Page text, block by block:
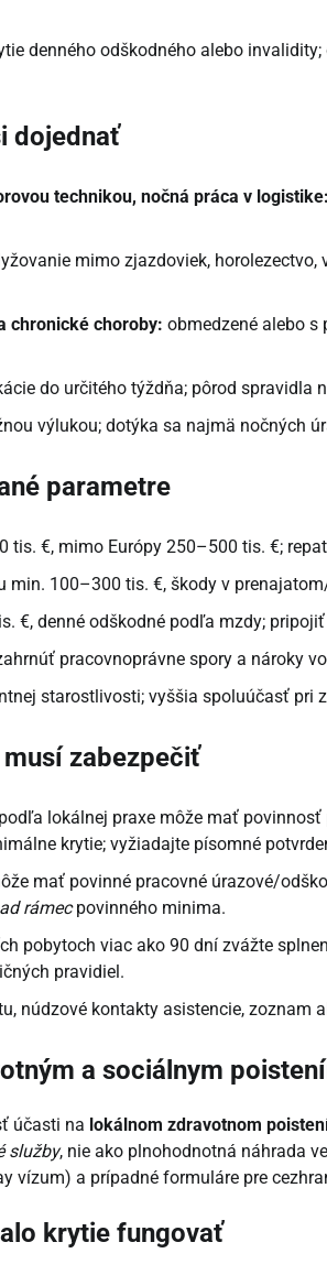
denného odškodného alebo
dojednať
technikou, nočná práca v logistike:
lyžovanie mimo zjazdoviek,
chronické choroby: obmedzené alebo
do určitého týždňa; pôrod spravidla
výlukou; dotýka sa najmä nočných
parametre
tis. €, mimo Európy 250–500 tis. €;
min. 100–300 tis. €, škody v
€, denné odškodné podľa mzdy;
pracovnoprávne spory a nároky
starostlivosti; vyššia spoluúčasť pri
zabezpečiť
podľa lokálnej praxe môže mať
krytie; vyžiadajte písomné
mať povinné pracovné úrazové/
rámecpovinného minima.
pobytoch viac ako 90 dní zvážte
pravidiel.
núdzové kontakty asistencie, zoznam
a sociálnym
účasti na lokálnom zdravotnom
služby, nie ako plnohodnotná náhrada
vízum) a prípadné formuláre pre
krytie fungovať